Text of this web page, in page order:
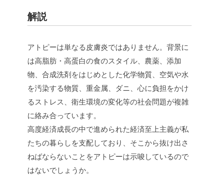
解説
アトピーは単なる皮膚炎ではありません。背景に
は高脂肪・高蛋白の食のスタイル、農薬、添加
物、合成洗剤をはじめとした化学物質、空気や水
を汚染する物質、重金属、ダニ、心に負担をかけ
るストレス、衛生環境の変化等の社会問題が複雑
に絡み合っています。
高度経済成長の中で進められた経済至上主義が私
たちの暮らしを支配しており、そこから抜け出さ
ねばならないことをアトピーは示唆しているので
はないでしょうか。